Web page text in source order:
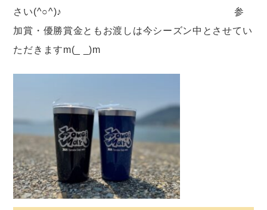
さい(^○^)♪ 参
加賞・優勝賞金ともお渡しは今シーズン中とさせてい
ただきますm(_ _)m